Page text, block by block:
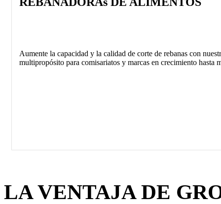
Aumente la capacidad y la calidad de corte de rebanas con
multipropósito para comisariatos y marcas en crecimiento
LA VENTAJA DE